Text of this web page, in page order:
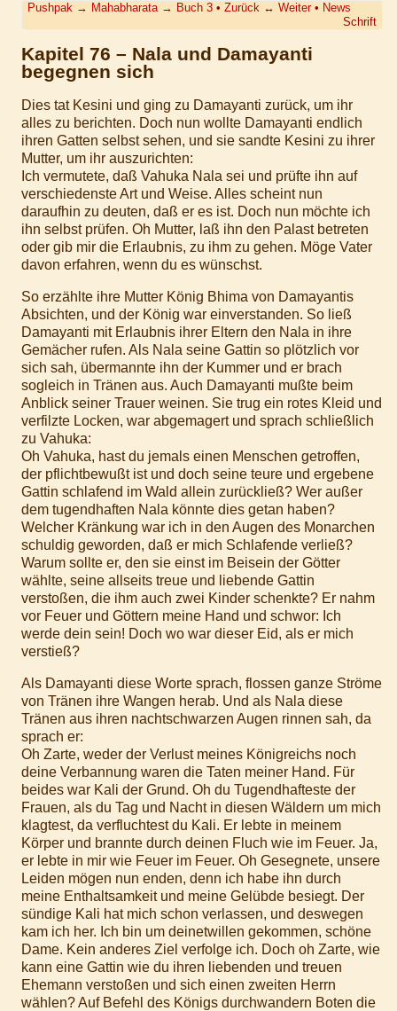
Pushpak → Mahabharata → Buch 3 •Zurück ↔ Weiter• News
Schrift
Kapitel 76 – Nala und Damayanti
begegnen sich
Dies tat Kesini und ging zu Damayanti zurück, um ihr
alles zu berichten. Doch nun wollte Damayanti endlich
ihren Gatten selbst sehen, und sie sandte Kesini zu ihrer
Mutter, um ihr auszurichten:
Ich vermutete, daß Vahuka Nala sei und prüfte ihn auf
verschiedenste Art und Weise. Alles scheint nun
daraufhin zu deuten, daß er es ist. Doch nun möchte ich
ihn selbst prüfen. Oh Mutter, laß ihn den Palast betreten
oder gib mir die Erlaubnis, zu ihm zu gehen. Möge Vater
davon erfahren, wenn du es wünschst.
So erzählte ihre Mutter König Bhima von Damayantis
Absichten, und der König war einverstanden. So ließ
Damayanti mit Erlaubnis ihrer Eltern den Nala in ihre
Gemächer rufen. Als Nala seine Gattin so plötzlich vor
sich sah, übermannte ihn der Kummer und er brach
sogleich in Tränen aus. Auch Damayanti mußte beim
Anblick seiner Trauer weinen. Sie trug ein rotes Kleid und
verfilzte Locken, war abgemagert und sprach schließlich
zu Vahuka:
Oh Vahuka, hast du jemals einen Menschen getroffen,
der pflichtbewußt ist und doch seine teure und ergebene
Gattin schlafend im Wald allein zurückließ? Wer außer
dem tugendhaften Nala könnte dies getan haben?
Welcher Kränkung war ich in den Augen des Monarchen
schuldig geworden, daß er mich Schlafende verließ?
Warum sollte er, den sie einst im Beisein der Götter
wählte, seine allseits treue und liebende Gattin
verstoßen, die ihm auch zwei Kinder schenkte? Er nahm
vor Feuer und Göttern meine Hand und schwor: Ich
werde dein sein! Doch wo war dieser Eid, als er mich
verstieß?
Als Damayanti diese Worte sprach, flossen ganze Ströme
von Tränen ihre Wangen herab. Und als Nala diese
Tränen aus ihren nachtschwarzen Augen rinnen sah, da
sprach er:
Oh Zarte, weder der Verlust meines Königreichs noch
deine Verbannung waren die Taten meiner Hand. Für
beides war Kali der Grund. Oh du Tugendhafteste der
Frauen, als du Tag und Nacht in diesen Wäldern um mich
klagtest, da verfluchtest du Kali. Er lebte in meinem
Körper und brannte durch deinen Fluch wie im Feuer. Ja,
er lebte in mir wie Feuer im Feuer. Oh Gesegnete, unsere
Leiden mögen nun enden, denn ich habe ihn durch
meine Enthaltsamkeit und meine Gelübde besiegt. Der
sündige Kali hat mich schon verlassen, und deswegen
kam ich her. Ich bin um deinetwillen gekommen, schöne
Dame. Kein anderes Ziel verfolge ich. Doch oh Zarte, wie
kann eine Gattin wie du ihren liebenden und treuen
Ehemann verstoßen und sich einen zweiten Herrn
wählen? Auf Befehl des Königs durchwandern Boten die